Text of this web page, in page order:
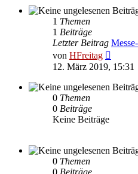
1 Themen
1 Beiträge
Letzter Beitrag
von HFreitag
Beitrag
12. März 2019, 15:31
0 Themen
0 Beiträge
Keine Beiträge
0 Themen